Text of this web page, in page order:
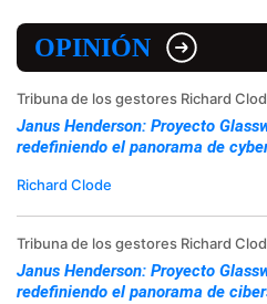
OPINIÓN
Tribuna de los gestores Richard
Janus Henderson: Proyecto
redefiniendo el panorama de
Richard Clode
Tribuna de los gestores Richard
Janus Henderson: Proyecto
redefiniendo el panorama de